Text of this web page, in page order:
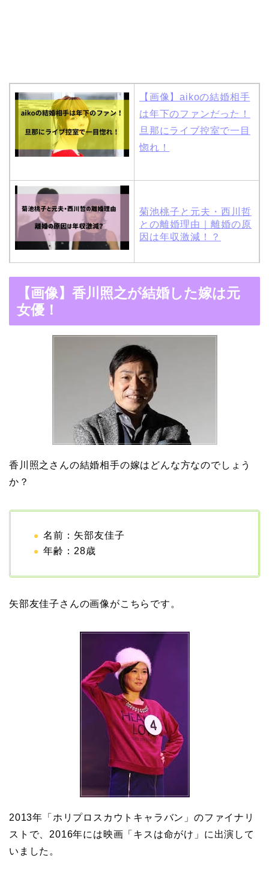
【画像】aikoの結婚相手
は年下のファンだった！
旦那にライブ控室で一目
惚れ！
菊池桃子と元夫・西川哲
との離婚理由｜離婚の原
因は年収激減！？
の馴れ初めは「SMAP×S
演でキムタクがド緊張！
【画像】ブーニンの嫁は
資産家の娘！馴れ初めは
取材！？
中森明菜の結婚歴！豪華
の結婚馴れ初めはバラエ
急接近！
本並健司が元嫁・美千代
と離婚したのはいつ？顔
画像や離婚理由は？
田村淳と嫁・香那の結婚
馴れ初めは友人の紹介！
破局から復縁へ
【画像】相葉雅紀の嫁は
【画像】香川照之が結婚した嫁は元
女優！
香川照之さんの結婚相手の嫁はどんな方なのでしょう
か？
名前：矢部友佳子
年齢：28歳
矢部友佳子さんの画像がこちらです。
2013年「ホリプロスカウトキャラバン」のファイナリ
ストで、2016年には映画「キスは命がけ」に出演して
いました。